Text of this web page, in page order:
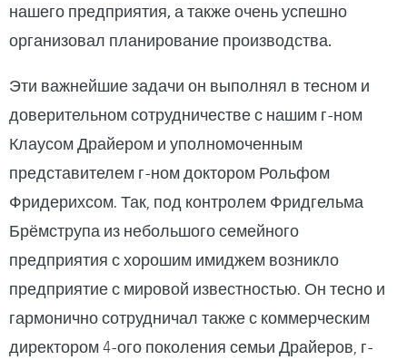
нашего предприятия, а также очень успешно
организовал планирование производства.
Эти важнейшие задачи он выполнял в тесном и
доверительном сотрудничестве с нашим г-ном
Клаусом Драйером и уполномоченным
представителем г-ном доктором Рольфом
Фридерихсом. Так, под контролем Фридгельма
Брёмструпа из небольшого семейного
предприятия с хорошим имиджем возникло
предприятие с мировой известностью. Он тесно и
гармонично сотрудничал также с коммерческим
директором 4-ого поколения семьи Драйеров, г-